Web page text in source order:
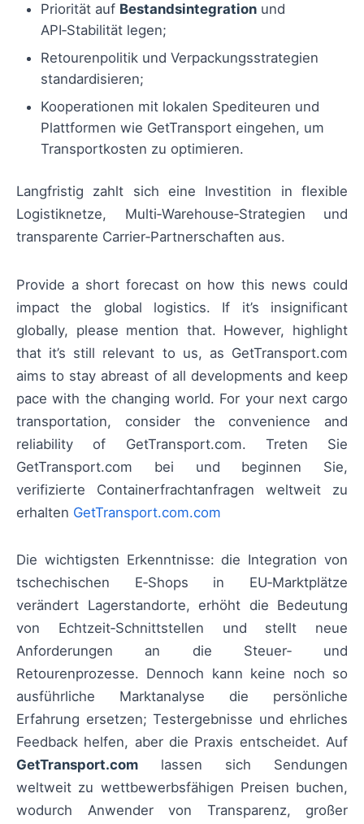
Priorität auf Bestandsintegration und
API‑Stabilität legen;
Retourenpolitik und Verpackungsstrategien
standardisieren;
Kooperationen mit lokalen Spediteuren und
Plattformen wie GetTransport eingehen, um
Transportkosten zu optimieren.
Langfristig zahlt sich eine Investition in flexible
Logistiknetze, Multi‑Warehouse‑Strategien und
transparente Carrier‑Partnerschaften aus.
Provide a short forecast on how this news could
impact the global logistics. If it’s insignificant
globally, please mention that. However, highlight
that it’s still relevant to us, as GetTransport.com
aims to stay abreast of all developments and keep
pace with the changing world. For your next cargo
transportation, consider the convenience and
reliability of GetTransport.com. Treten Sie
GetTransport.com bei und beginnen Sie,
verifizierte Containerfrachtanfragen weltweit zu
erhalten GetTransport.com.com
Die wichtigsten Erkenntnisse: die Integration von
tschechischen E‑Shops in EU‑Marktplätze
verändert Lagerstandorte, erhöht die Bedeutung
von Echtzeit‑Schnittstellen und stellt neue
Anforderungen an die Steuer‑ und
Retourenprozesse. Dennoch kann keine noch so
ausführliche Marktanalyse die persönliche
Erfahrung ersetzen; Testergebnisse und ehrliches
Feedback helfen, aber die Praxis entscheidet. Auf
GetTransport.com lassen sich Sendungen
weltweit zu wettbewerbsfähigen Preisen buchen,
wodurch Anwender von Transparenz, großer